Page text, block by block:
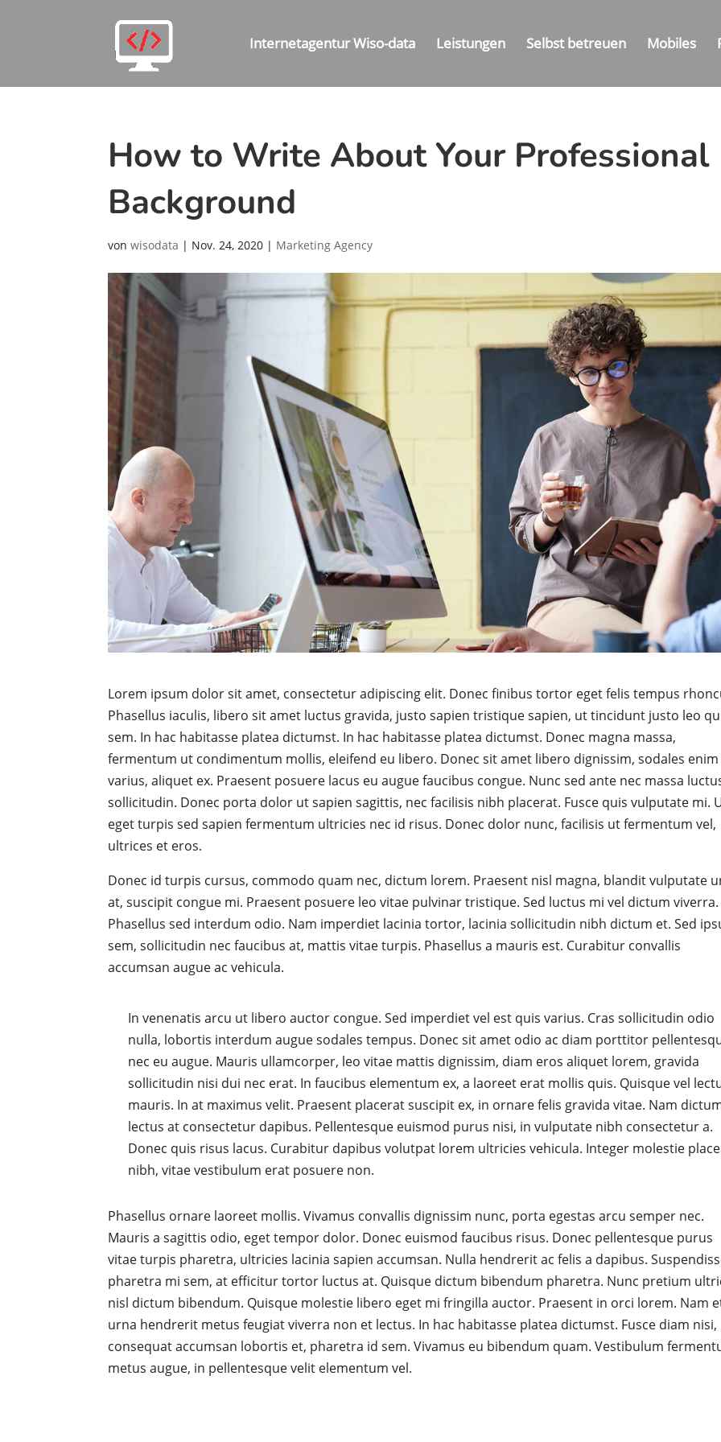
Internetagentur Wiso-data Leistungen Selbst betreuen Mobiles
How to Write About Your Professional
Background
vonwisodata | Nov. 24, 2020 | Marketing Agency
Lorem ipsum dolor sit amet, consectetur adipiscing elit. Donec finibus tortor eget felis tempus
Phasellus iaculis, libero sit amet luctus gravida, justo sapien tristique sapien, ut tincidunt justo leo
sem. In hac habitasse platea dictumst. In hac habitasse platea dictumst. Donec magna massa,
fermentum ut condimentum mollis, eleifend eu libero. Donec sit amet libero dignissim, sodales enim
varius, aliquet ex. Praesent posuere lacus eu augue faucibus congue. Nunc sed ante nec massa
sollicitudin. Donec porta dolor ut sapien sagittis, nec facilisis nibh placerat. Fusce quis vulputate mi.
eget turpis sed sapien fermentum ultricies nec id risus. Donec dolor nunc, facilisis ut fermentum vel,
ultrices et eros.
Donec id turpis cursus, commodo quam nec, dictum lorem. Praesent nisl magna, blandit vulputate
at, suscipit congue mi. Praesent posuere leo vitae pulvinar tristique. Sed luctus mi vel dictum viverra.
Phasellus sed interdum odio. Nam imperdiet lacinia tortor, lacinia sollicitudin nibh dictum et. Sed
sem, sollicitudin nec faucibus at, mattis vitae turpis. Phasellus a mauris est. Curabitur convallis
accumsan augue ac vehicula.
In venenatis arcu ut libero auctor congue. Sed imperdiet vel est quis varius. Cras sollicitudin odio
nulla, lobortis interdum augue sodales tempus. Donec sit amet odio ac diam porttitor
nec eu augue. Mauris ullamcorper, leo vitae mattis dignissim, diam eros aliquet lorem, gravida
sollicitudin nisi dui nec erat. In faucibus elementum ex, a laoreet erat mollis quis. Quisque vel
mauris. In at maximus velit. Praesent placerat suscipit ex, in ornare felis gravida vitae. Nam
lectus at consectetur dapibus. Pellentesque euismod purus nisi, in vulputate nibh consectetur a.
Donec quis risus lacus. Curabitur dapibus volutpat lorem ultricies vehicula. Integer molestie
nibh, vitae vestibulum erat posuere non.
Phasellus ornare laoreet mollis. Vivamus convallis dignissim nunc, porta egestas arcu semper nec.
Mauris a sagittis odio, eget tempor dolor. Donec euismod faucibus risus. Donec pellentesque purus
vitae turpis pharetra, ultricies lacinia sapien accumsan. Nulla hendrerit ac felis a dapibus.
pharetra mi sem, at efficitur tortor luctus at. Quisque dictum bibendum pharetra. Nunc pretium
nisl dictum bibendum. Quisque molestie libero eget mi fringilla auctor. Praesent in orci lorem. Nam
urna hendrerit metus feugiat viverra non et lectus. In hac habitasse platea dictumst. Fusce diam nisi,
consequat accumsan lobortis et, pharetra id sem. Vivamus eu bibendum quam. Vestibulum
metus augue, in pellentesque velit elementum vel.